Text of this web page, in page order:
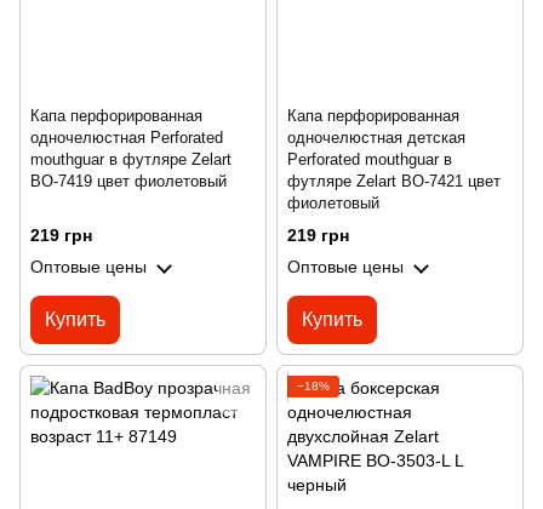
Капа перфорированная
одночелюстная Perforated
mouthguar в футляре Zelart
BO-7419 цвет фиолетовый
219 грн
Оптовые цены
Купить
Капа перфорированная
одночелюстная детская
Perforated mouthguar в
футляре Zelart BO-7421 цвет
фиолетовый
219 грн
Оптовые цены
Купить
−18%